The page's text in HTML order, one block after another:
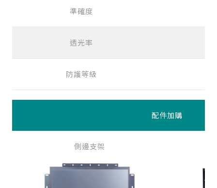
準確度
透光率
防護等級
配件加購
側邊支架